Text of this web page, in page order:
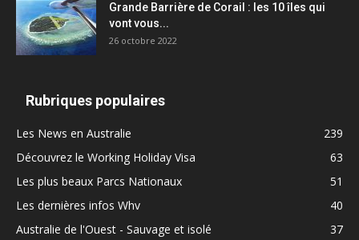
Grande Barrière de Corail : les 10 îles qui
vont vous...
26 octobre 2022
Rubriques populaires
Les News en Australie
239
Découvrez le Working Holiday Visa
63
Les plus beaux Parcs Nationaux
51
Les dernières infos Whv
40
Australie de l'Ouest - Sauvage et isolé
37